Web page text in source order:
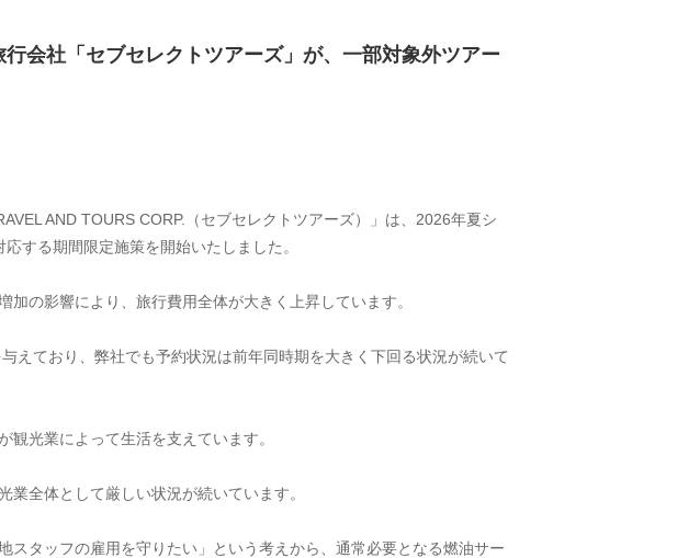
会社「セブセレクトツアーズ」が、一部対象外ツアー
AND TOURS CORP.（セブセレクトツアーズ）」は、2026年夏シ
する期間限定施策を開始いたしました。
の影響により、旅行費用全体が大きく上昇しています。
えており、弊社でも予約状況は前年同時期を大きく下回る状況が続いて
光業によって生活を支えています。
全体として厳しい状況が続いています。
タッフの雇用を守りたい」という考えから、通常必要となる燃油サー